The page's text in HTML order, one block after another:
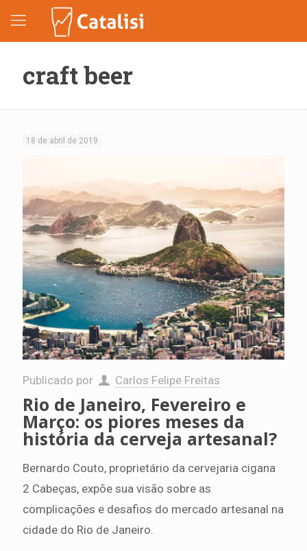
craft beer
18 de abril de 2019
Publicado por Carlos Felipe Freitas
Rio de Janeiro, Fevereiro e
Março: os piores meses da
história da cerveja artesanal?
Bernardo Couto, proprietário da cervejaria cigana
2 Cabeças, expõe sua visão sobre as
complicações e desafios do mercado artesanal na
cidade do Rio de Janeiro.